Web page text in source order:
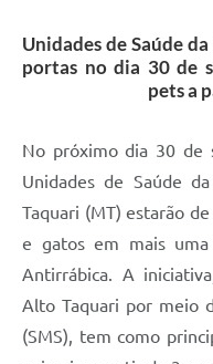
Unidades de Saúde
portas no dia 30 de
pets a
No próximo dia 30 de
Unidades de Saúde
Taquari (MT) estarão
e gatos em mais
Antirrábica. A
Alto Taquari por meio
(SMS), tem como